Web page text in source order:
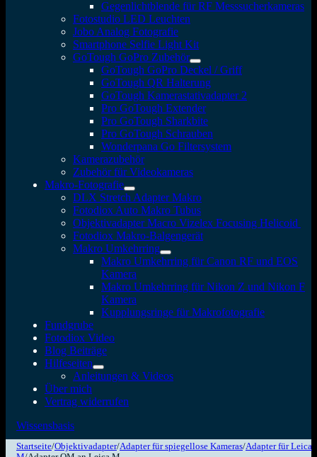
Gegenlichtblende für RF Messsucherkameras
Fotostudio LED Leuchten
Jobo Analog Fotografie
Smartphone Selfie Light Kit
GoTough GoPro Zubehör
GoTough GoPro Deckel / Griff
GoTough QR Halterung
GoTough Kamerastativadapter 2
Pro GoTough Extender
Pro GoTough Sharkbite
Pro GoTough Schrauben
Wonderpana Go Filtersystem
Kamerazubehör
Zubehör für Videokameras
Makro-Fotografie
DLX Stretch Adapter Makro
Fotodiox Auto Makro Tubus
Objektivadapter Macro Vizelex Focusing Helicoid
Fotodiox Makro-Balgengerät
Makro Umkehrring
Makro Umkehrring für Canon RF und EOS
Kamera
Makro Umkehrring für Nikon Z und Nikon F
Kamera
Kupplungsringe für Makrofotografie
Fundgrube
Fotodiox Video
Blog Beiträge
Hilfeseiten
Anleitungen & Videos
Über mich
Vertrag widerrufen
Wissensbasis
Startseite/Objektivadapter/Adapter für spiegellose Kameras/Adapter für Leica